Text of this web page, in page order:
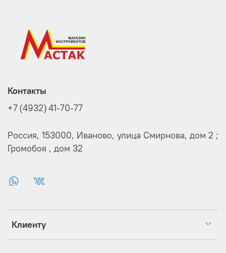
Клиенту
Контакты
+7 (4932) 41-70-77
Россия, 153000, Иваново, улица Смирнова, дом 2 ;
Громобоя , дом 32